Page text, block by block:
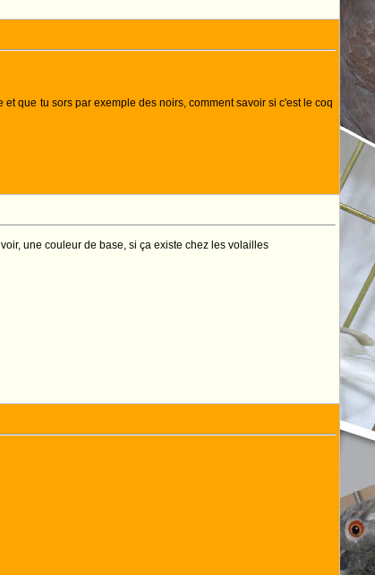
que tu sors par exemple des noirs, comment savoir si c'est le coq
une couleur de base, si ça existe chez les volailles